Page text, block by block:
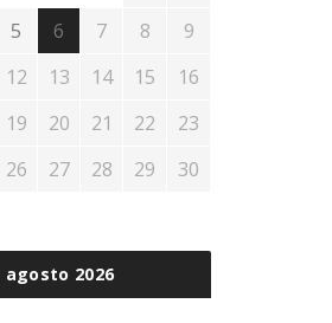
agosto 2026
5 6 7 8
9
12 13 14 15
16
19 20 21 22
23
26 27 28 29
30